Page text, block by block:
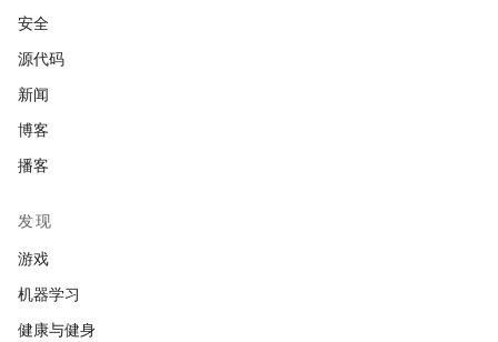
安全
源代码
新闻
博客
播客
发现
游戏
机器学习
健康与健身